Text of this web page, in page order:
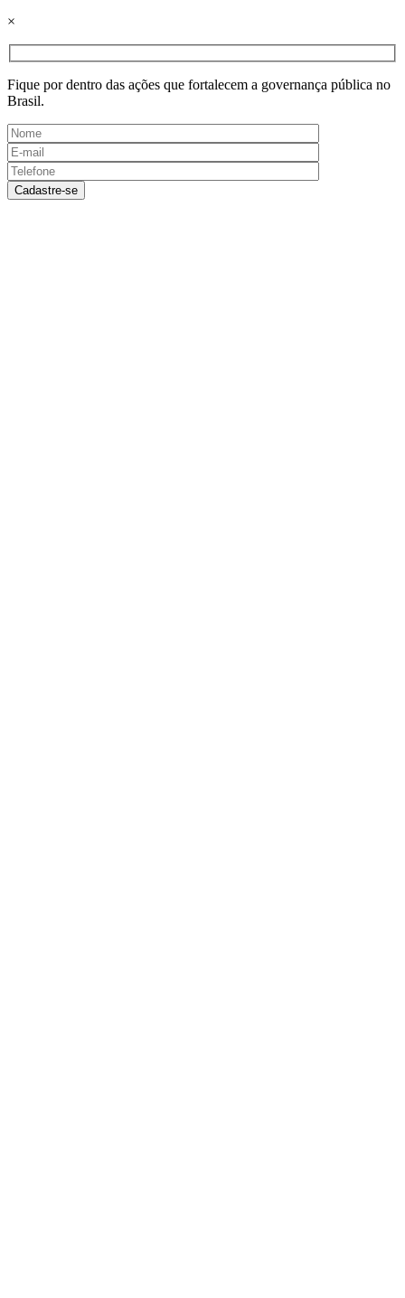
×
Fique por dentro das ações que fortalecem a governança pública no
Brasil.